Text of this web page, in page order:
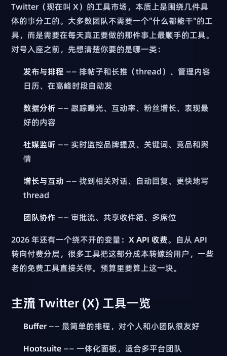
Twitter（现在叫 X）的工具市场，本质上是围绕几件具
体的事分工的。大多数团队不需要一个"什么都能干"的工
具，而是需要在每天真正要做的那件事上最顺手的工具。
对号入座之前，先想清楚你要的是哪一类：
发布与排程 —— 排帖子和长推（thread）、管理内容
日历、在高峰时段自动发
数据分析 —— 跟踪曝光、互动率、粉丝增长、表现最
好的内容
社媒监听 —— 实时监控品牌提及、关键词、竞品和舆
情
增长与互动 —— 找到相关对话、自动回复、更快地写
thread
团队协作 —— 审批流、共享收件箱、多席位
2026 年还有一个绕不开的变量：X API 收费。自从 API
转向付费分层，很多工具把这部分成本转嫁给用户，一些
老的免费工具直接关停。预算里要算上这一块。
主流 Twitter (X) 工具一览
Buffer —— 最简单的排程，对个人和小团队很友好
Hootsuite —— 一体化面板，适合多平台团队